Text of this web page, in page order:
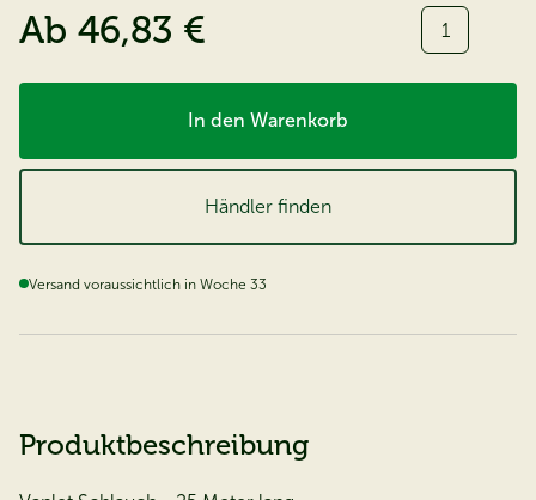
Ab 46,83 € Menge:
In den Warenkorb
Händler finden
Versand voraussichtlich in Woche 33
Produktbeschreibung